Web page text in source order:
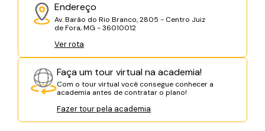
Endereço
Av. Barão do Rio Branco, 2805 - Centro Juiz
de Fora, MG - 36010012
Ver rota
Faça um tour virtual na academia!
Com o tour virtual você consegue conhecer a
academia antes de contratar o plano!
Fazer tour pela academia